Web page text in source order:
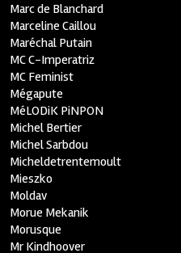
Marc de Blanchard
Marceline Caillou
Maréchal Putain
MC C-Imperatriz
MC Feminist
Mégapute
MéLODiK PiNPON
Michel Bertier
Michel Sarbdou
Micheldetrentemoult
Mieszko
Moldav
Morue Mekanik
Morusque
Mr Kindhoover